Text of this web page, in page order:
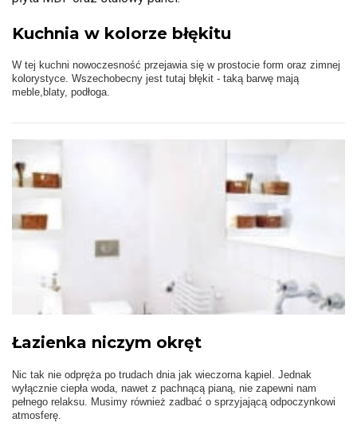
Kuchnia w kolorze błękitu
W tej kuchni nowoczesność przejawia się w prostocie form oraz zimnej
kolorystyce. Wszechobecny jest tutaj błękit - taką barwę mają
meble,blaty, podłoga.
Łazienka niczym okręt
Nic tak nie odpręża po trudach dnia jak wieczorna kąpiel. Jednak
wyłącznie ciepła woda, nawet z pachnącą pianą, nie zapewni nam
pełnego relaksu. Musimy również zadbać o sprzyjającą odpoczynkowi
atmosferę.